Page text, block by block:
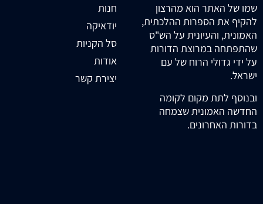
שמו של האתר הוא מהרצון
להקיף את הספרות ההלכתית,
האמונית, והעיונית על הש"ס
שהתפתחה במרוצת הדורות
על ידי גדולי הרוח של עם
ישראל.
ובנוסף לתת מקום לקומה
החדשה האמונית שצמחה
בדורות האחרונים.
חנות
יודאיקה
סל הקניות
אודות
יצירת קשר